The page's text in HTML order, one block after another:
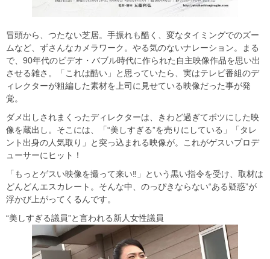
冒頭から、つたない芝居。手振れも酷く、変なタイミングでのズー
ムなど、ずさんなカメラワーク。やる気のないナレーション。まる
で、90年代のビデオ・バブル時代に作られた自主映像作品を思い出
させる雑さ。「これは酷い」と思っていたら、実はテレビ番組のデ
ィレクターが粗編した素材を上司に見せている映像だった事が発
覚。
ダメ出しされまくったディレクターは、きわど過ぎてボツにした映
像を蔵出し。そこには、「“美しすぎる”を売りにしている」「タレ
ント出身の人気取り」と突っ込まれる映像が。これがゲスいプロデ
ューサーにヒット！
「もっとゲスい映像を撮って来い‼」という黒い指令を受け、取材は
どんどんエスカレート。そんな中、のっぴきならない“ある疑惑”が
浮かび上がってくるんです。
“美しすぎる議員”と言われる新人女性議員